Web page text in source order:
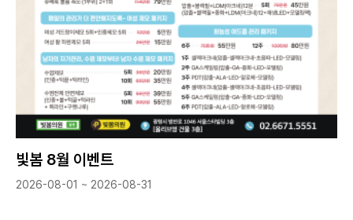
빛봄 8월 이벤트
2026-08-01 ~ 2026-08-31